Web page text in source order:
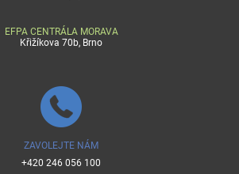
EFPA CENTRÁLA MORAVA
Křižíkova 70b, Brno
ZAVOLEJTE NÁM
+420 246 056 100